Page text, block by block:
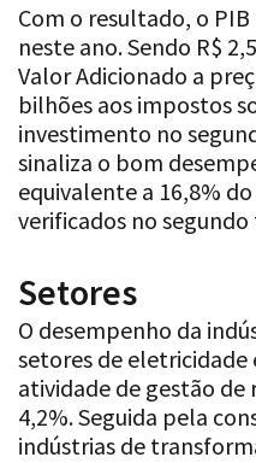
Com o resultado, o
neste ano. Sendo R$
Valor Adicionado a
bilhões aos impostos
investimento no
sinaliza o bom
equivalente a 16,8%
verificados no
Setores
O desempenho da
setores de eletricidade
atividade de gestão de
4,2%. Seguida pela
indústrias de